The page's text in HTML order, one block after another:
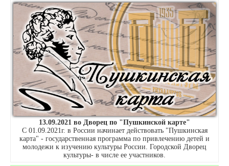
13.09.2021 во Дворец по "Пушкинской карте"
С 01.09.2021г. в России начинает действовать "Пушкинская
карта" - государственная программа по привлечению детей и
молодежи к изучению культуры России. Городской Дворец
культуры- в числе ее участников.